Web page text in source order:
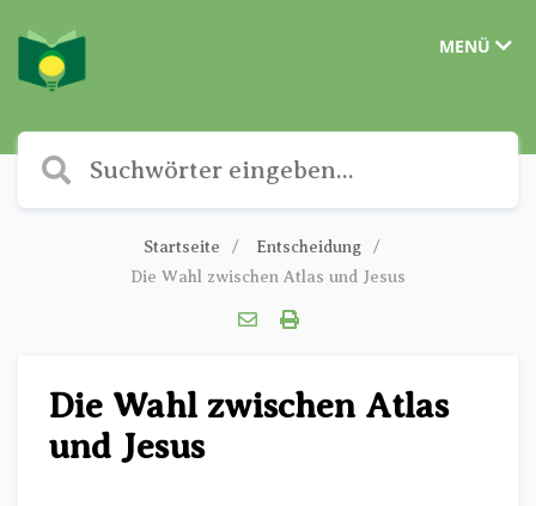
MENÜ
Startseite
Entscheidung
Die Wahl zwischen Atlas und Jesus
Die Wahl zwischen Atlas
und Jesus